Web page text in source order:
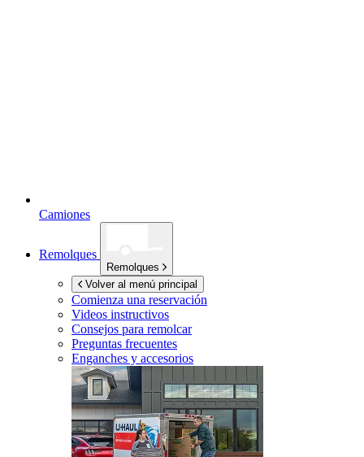
Camiones
Remolques
Remolques
Volver al menú principal
Comienza una reservación
Videos instructivos
Consejos para remolcar
Preguntas frecuentes
Enganches y accesorios